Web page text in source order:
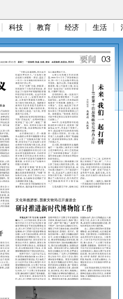
科技 教育 经济 生活